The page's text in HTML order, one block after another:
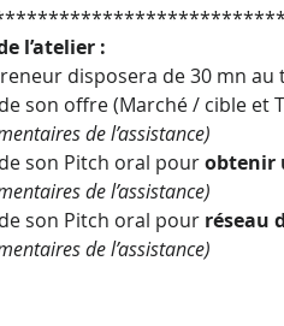
l’atelier :
disposera de 30 mn
son offre (Marché / cible et
de l’assistance)
son Pitch oral pour obtenir
de l’assistance)
son Pitch oral pour réseau
de l’assistance)